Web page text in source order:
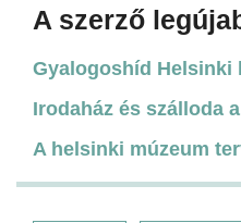
A szerző
Gyalogoshíd Helsinki
Irodaház és szálloda
A helsinki múzeum